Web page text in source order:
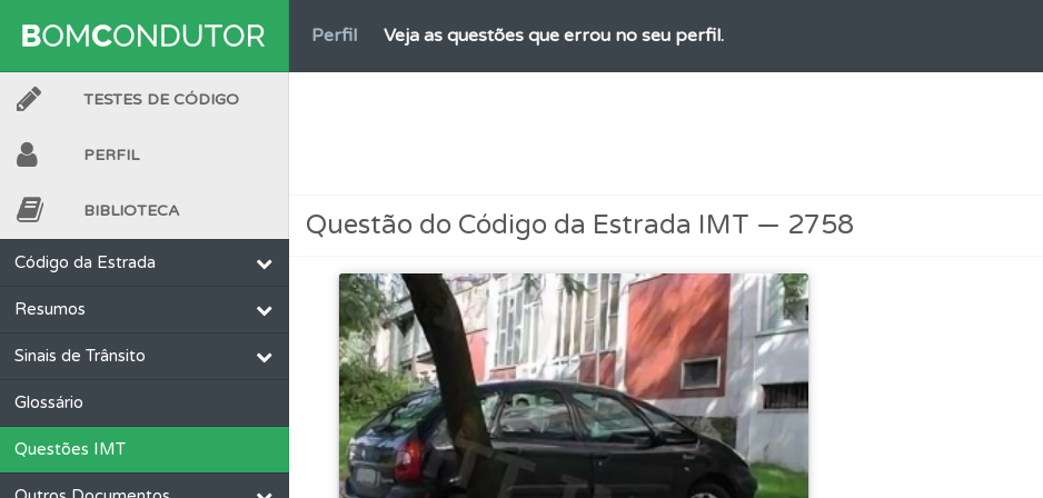
Perfil Veja as questões que errou no seu perfil.
Ajuda Use os atalhos de teclado para responder aos testes mais rapidamente.
Biblioteca Consulte a biblioteca para tirar dúvidas e ver resumos do código.
Conta Crie uma conta para ter acesso às suas estatísticas em qualquer equipamento.
TESTES DE CÓDIGO
PERFIL
BIBLIOTECA
Código da Estrada
Resumos
Sinais de Trânsito
Glossário
Questões IMT
Questão do Código da Estrada IMT — 2758